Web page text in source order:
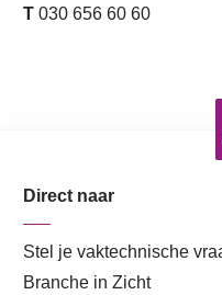
T 030 656 60 60
Direct naar
Stel je vaktechnische
Branche in Zicht